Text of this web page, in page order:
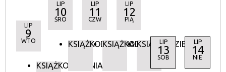
LIP
9
WTO
KSIĄŻKODZIELNIA
LIP
10
ŚRO
KSIĄŻKODZIELNIA
LIP
11
CZW
KSIĄŻKODZIELNIA
LIP
12
PIĄ
KSIĄŻKODZIELNIA
LIP
13
SOB
LIP
14
NIE